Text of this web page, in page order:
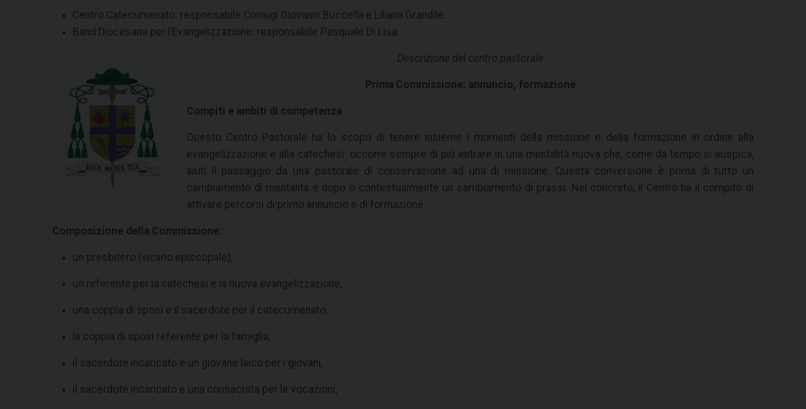
Centro Catecumenato: responsabile Coniugi Giovanni Buccella e Liliana Grandile
Band Diocesana per l’Evangelizzazione: responsabile Pasquale Di Lisa
Descrizione del centro pastorale
Prima Commissione: annuncio, formazione
Compiti e ambiti di competenza
Questo Centro Pastorale ha lo scopo di tenere insieme i momenti della missione e della formazione in ordine alla
evangelizzazione e alla catechesi: occorre sempre di più entrare in una mentalità nuova che, come da tempo si auspica,
aiuti il passaggio da una pastorale di conservazione ad una di missione. Questa conversione è prima di tutto un
cambiamento di mentalità e dopo o contestualmente un cambiamento di prassi. Nel concreto, il Centro ha il compito di
attivare percorsi di primo annuncio e di formazione.
Composizione della Commissione:
un presbitero (vicario episcopale),
un referente per la catechesi e la nuova evangelizzazione,
una coppia di sposi e il sacerdote per il catecumenato,
la coppia di sposi referente per la famiglia,
il sacerdote incaricato e un giovane laico per i giovani,
il sacerdote incaricato e una consacrata per le vocazioni,